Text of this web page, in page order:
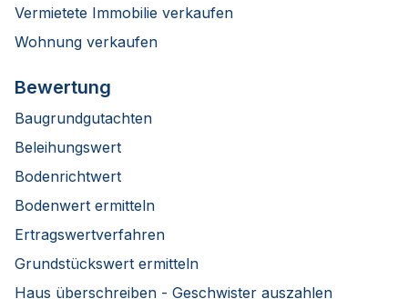
Vermietete Immobilie verkaufen
Wohnung verkaufen
Bewertung
Baugrundgutachten
Beleihungswert
Bodenrichtwert
Bodenwert ermitteln
Ertragswertverfahren
Grundstückswert ermitteln
Haus überschreiben - Geschwister auszahlen